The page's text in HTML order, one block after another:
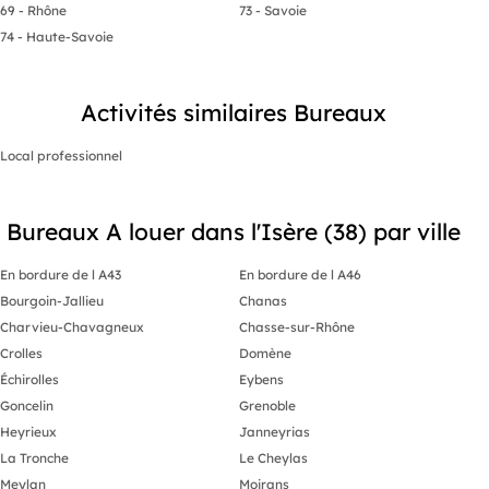
69 - Rhône
73 - Savoie
74 - Haute-Savoie
Activités similaires Bureaux
Local professionnel
Bureaux A louer dans l'Isère (38) par ville
En bordure de l A43
En bordure de l A46
Bourgoin-Jallieu
Chanas
Charvieu-Chavagneux
Chasse-sur-Rhône
Crolles
Domène
Échirolles
Eybens
Goncelin
Grenoble
Heyrieux
Janneyrias
La Tronche
Le Cheylas
Meylan
Moirans